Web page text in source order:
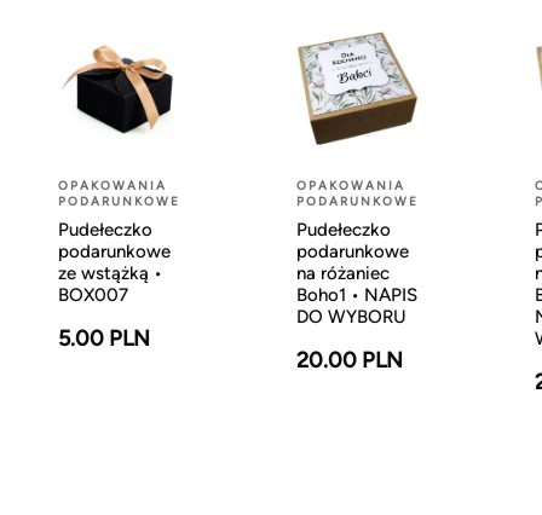
OPAKOWANIA
PODARUNKOWE
Pudełeczko
podarunkowe
ze wstążką •
BOX007
5.00 PLN
OPAKOWANIA
PODARUNKOWE
Pudełeczko
podarunkowe
na różaniec
Boho1 • NAPIS
DO WYBORU
20.00 PLN